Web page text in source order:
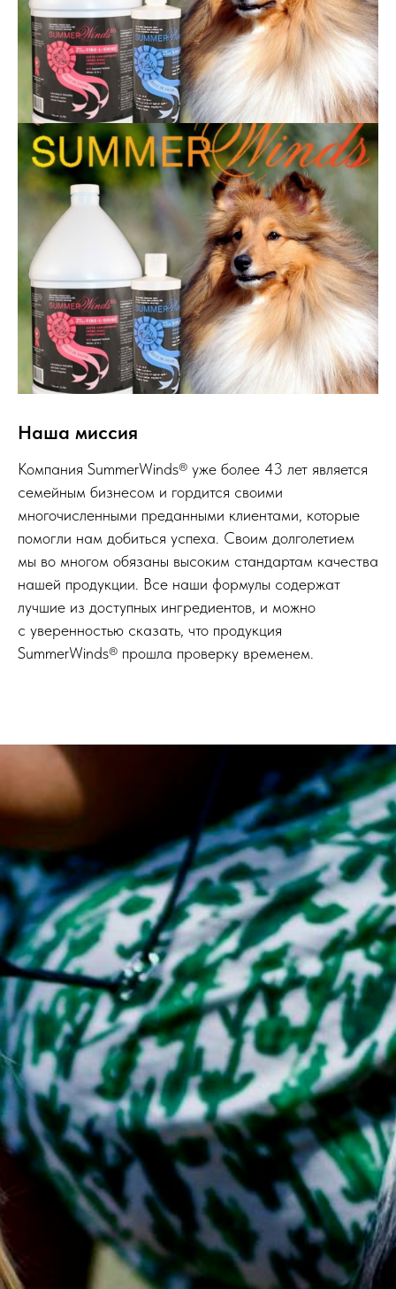
Наша миссия
Компания SummerWinds® уже более 43 лет является
семейным бизнесом и гордится своими
многочисленными преданными клиентами, которые
помогли нам добиться успеха. Своим долголетием
мы во многом обязаны высоким стандартам качества
нашей продукции. Все наши формулы содержат
лучшие из доступных ингредиентов, и можно
с уверенностью сказать, что продукция
SummerWinds® прошла проверку временем.